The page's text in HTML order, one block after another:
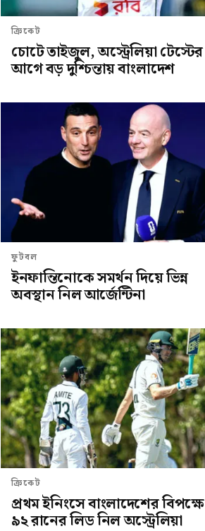
ক্রিকেট
চোটে তাইজুল, অস্ট্রেলিয়া টেস্টের
আগে বড় দুশ্চিন্তায় বাংলাদেশ
ফুটবল
ইনফান্তিনোকে সমর্থন দিয়ে ভিন্ন
অবস্থান নিল আর্জেন্টিনা
ক্রিকেট
প্রথম ইনিংসে বাংলাদেশের বিপক্ষে
৯২ রানের লিড নিল অস্ট্রেলিয়া